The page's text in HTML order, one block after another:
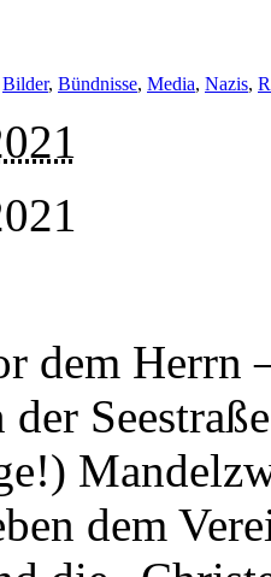
Bilder, Bündnisse, Media, Nazis,
dem Herrn
der
dem